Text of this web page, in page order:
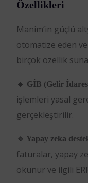
Özellikleri
Manim’in güçlü
otomatize eden
birçok özellik
🔹 GİB (Gelir
işlemleri yasal
gerçekleştirilir.
🔹 Yapay zeka
faturalar, yapay
okunur ve ilgili